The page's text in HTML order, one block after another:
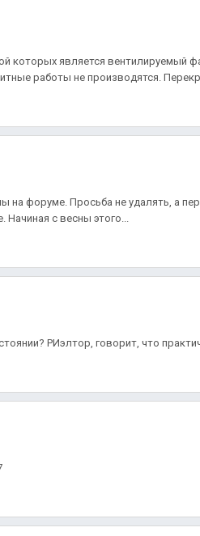
которых является вентилируемый
работы не производятся.
Сравнения, отзывы.
форуме. Просьба не удалять, а
с весны этого...
РИэлтор, говорит, что